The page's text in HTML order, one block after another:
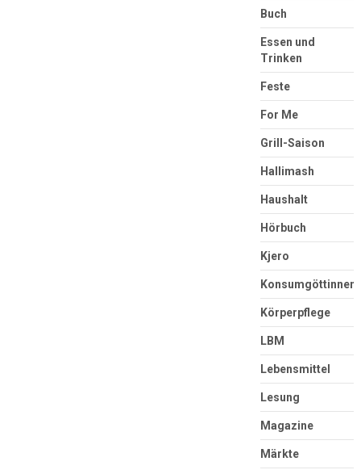
Buch
Essen und
Trinken
Feste
For Me
Grill-Saison
Hallimash
Haushalt
Hörbuch
Kjero
Konsumgöttinnen
Körperpflege
LBM
Lebensmittel
Lesung
Magazine
Märkte